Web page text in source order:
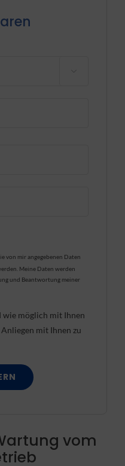
von mir angegebenen Daten
Meine Daten werden
und Beantwortung meiner
wie möglich mit Ihnen
mit Ihnen zu
vom